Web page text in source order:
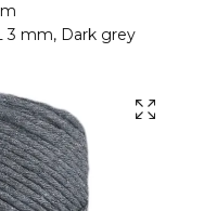
3 mm, Dark grey